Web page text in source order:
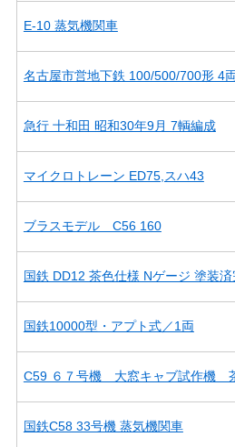
E-10 蒸気機関車
名古屋市営地下鉄 100/500/700形 4
急行 十和田 昭和30年9月 7輌編成
マイクロトレーン ED75,スハ43
ブラスモデル C56 160
国鉄 DD12 茶色仕様 Nゲージ 塗装済
国鉄10000型・アプト式／1両
C59 ６７号機 大窓キャブ試作機
国鉄C58 33号機 蒸気機関車